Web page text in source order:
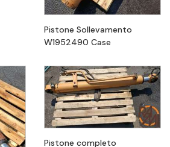
Pistone Sollevamento
W1952490 Case
Pistone completo